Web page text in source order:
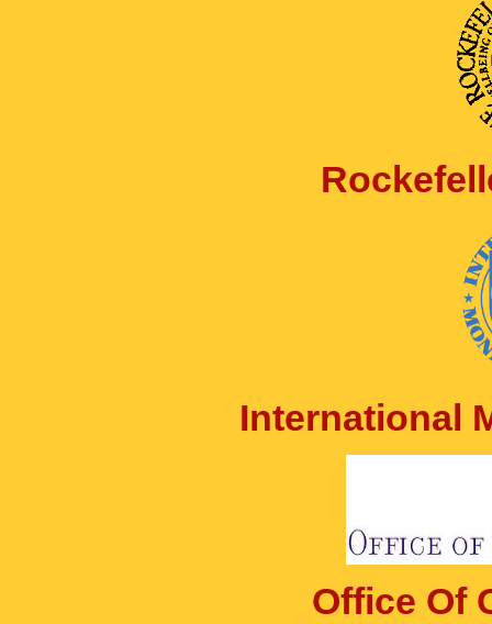
International
Office Of